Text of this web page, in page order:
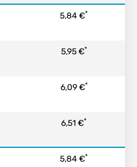
5,84 €*
5,95 €*
6,09 €*
6,51 €*
5,84 €*